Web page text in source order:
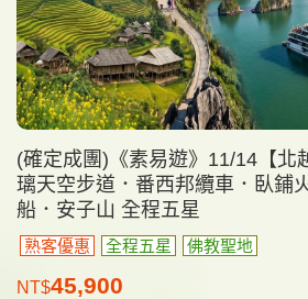
(確定成團)《素易遊》11/14【北
璃天空步道．番西邦纜車．臥鋪
船．安子山 全程五星
熟客優惠 全程五星 佛教聖地
NT$45,900